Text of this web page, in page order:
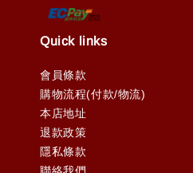
Quick links
會員條款
購物流程(付款/物流)
本店地址
退款政策
隱私條款